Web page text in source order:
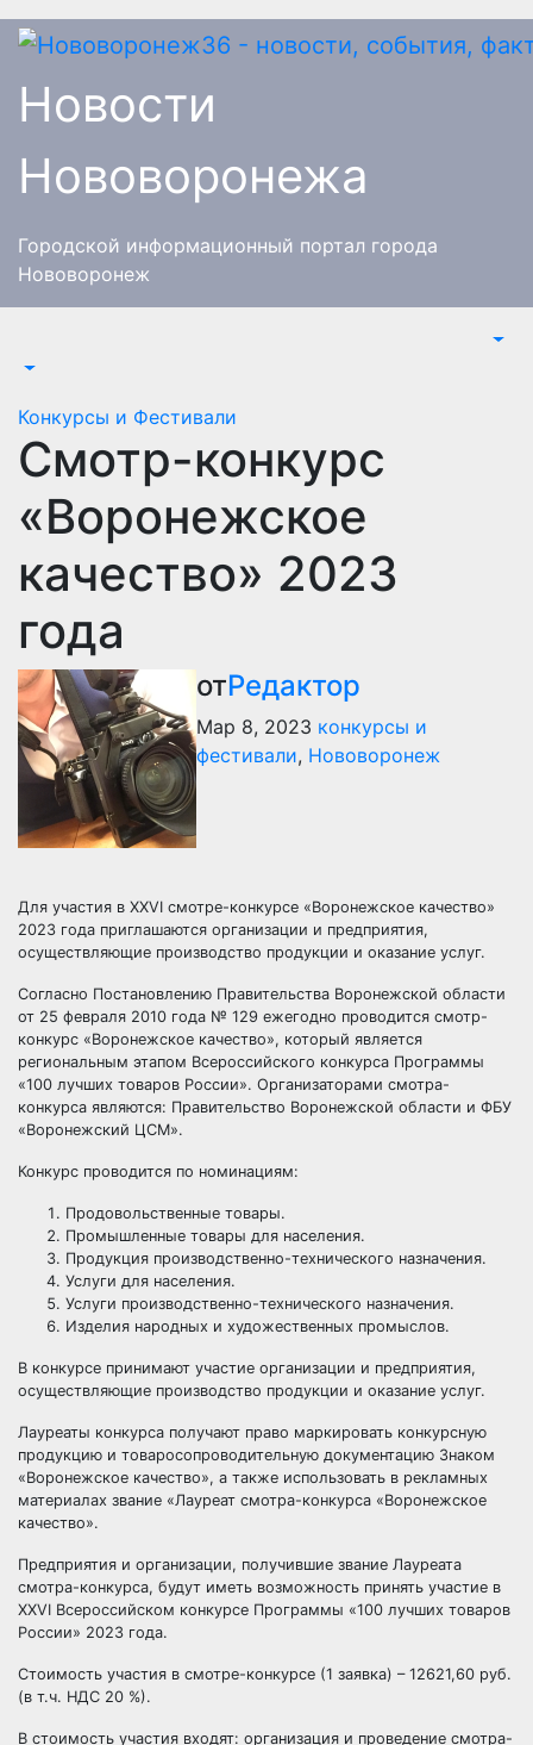
Перейти
Новости
Нововоронежа
Городской информационный портал города
Нововоронеж
Конкурсы и Фестивали
Смотр-конкурс
«Воронежское
качество» 2023
года
отРедактор
Мар 8, 2023 конкурсы и
фестивали, Нововоронеж
Для участия в XXVI смотре-конкурсе «Воронежское качество»
2023 года приглашаются организации и предприятия,
осуществляющие производство продукции и оказание услуг.
Согласно Постановлению Правительства Воронежской области
от 25 февраля 2010 года № 129 ежегодно проводится смотр-
конкурс «Воронежское качество», который является
региональным этапом Всероссийского конкурса Программы
«100 лучших товаров России». Организаторами смотра-
конкурса являются: Правительство Воронежской области и ФБУ
«Воронежский ЦСМ».
Конкурс проводится по номинациям:
Продовольственные товары.
Промышленные товары для населения.
Продукция производственно-технического назначения.
Услуги для населения.
Услуги производственно-технического назначения.
Изделия народных и художественных промыслов.
В конкурсе принимают участие организации и предприятия,
осуществляющие производство продукции и оказание услуг.
Лауреаты конкурса получают право маркировать конкурсную
продукцию и товаросопроводительную документацию Знаком
«Воронежское качество», а также использовать в рекламных
материалах звание «Лауреат смотра-конкурса «Воронежское
качество».
Предприятия и организации, получившие звание Лауреата
смотра-конкурса, будут иметь возможность принять участие в
XXVI Всероссийском конкурсе Программы «100 лучших товаров
России» 2023 года.
Стоимость участия в смотре-конкурсе (1 заявка) – 12621,60 руб.
(в т.ч. НДС 20 %).
В стоимость участия входят: организация и проведение смотра-